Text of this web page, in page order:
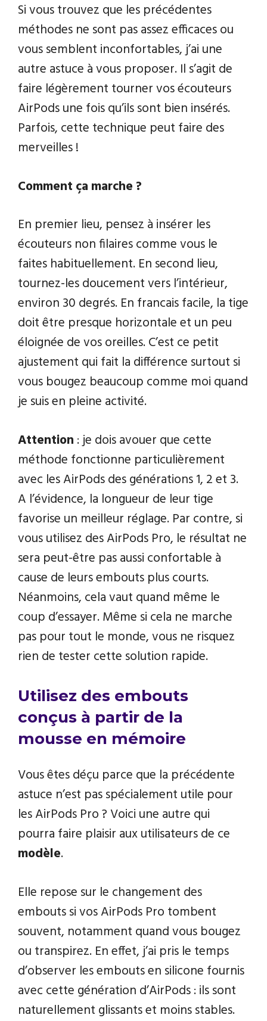
Si vous trouvez que les précédentes
méthodes ne sont pas assez efficaces ou
vous semblent inconfortables, j’ai une
autre astuce à vous proposer. Il s’agit de
faire légèrement tourner vos écouteurs
AirPods une fois qu’ils sont bien insérés.
Parfois, cette technique peut faire des
merveilles !
Comment ça marche ?
En premier lieu, pensez à insérer les
écouteurs non filaires comme vous le
faites habituellement. En second lieu,
tournez-les doucement vers l’intérieur,
environ 30 degrés. En francais facile, la tige
doit être presque horizontale et un peu
éloignée de vos oreilles. C’est ce petit
ajustement qui fait la différence surtout si
vous bougez beaucoup comme moi quand
je suis en pleine activité.
Attention : je dois avouer que cette
méthode fonctionne particulièrement
avec les AirPods des générations 1, 2 et 3.
A l’évidence, la longueur de leur tige
favorise un meilleur réglage. Par contre, si
vous utilisez des AirPods Pro, le résultat ne
sera peut-être pas aussi confortable à
cause de leurs embouts plus courts.
Néanmoins, cela vaut quand même le
coup d’essayer. Même si cela ne marche
pas pour tout le monde, vous ne risquez
rien de tester cette solution rapide.
Utilisez des embouts
conçus à partir de la
mousse en mémoire
Vous êtes déçu parce que la précédente
astuce n’est pas spécialement utile pour
les AirPods Pro ? Voici une autre qui
pourra faire plaisir aux utilisateurs de ce
modèle.
Elle repose sur le changement des
embouts si vos AirPods Pro tombent
souvent, notamment quand vous bougez
ou transpirez. En effet, j’ai pris le temps
d’observer les embouts en silicone fournis
avec cette génération d’AirPods : ils sont
naturellement glissants et moins stables.